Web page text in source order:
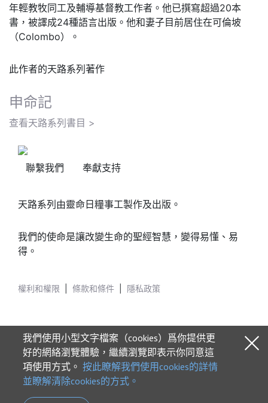
年輕教牧同工及輔導基督教工作者。他已撰寫超過20本
書，被譯成24種語言出版。他和妻子目前居住在可倫坡
（Colombo）。
此作者的天路系列著作
申命記
查看天路系列書目 >
聯繫我們 奉獻支持
天路系列由靈命日糧事工製作及出版。
我們的使命是讓改變生命的聖經智慧，變得易懂、易
得。
權利和權限 條款和條件 隱私政策
© 2026 Our Daily Bread Ministries
我們使用小型文字檔案（cookies）爲你提供更
好的網絡瀏覽體驗，繼續瀏覽即表示你同意這
項使用方式。 按此瞭解我們使用cookies的詳情
並瞭解清除cookies的方式。